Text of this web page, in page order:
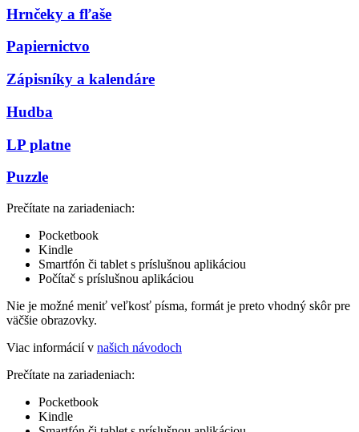
Hrnčeky a fľaše
Papiernictvo
Zápisníky a kalendáre
Hudba
LP platne
Puzzle
Prečítate na zariadeniach:
Pocketbook
Kindle
Smartfón či tablet s príslušnou aplikáciou
Počítač s príslušnou aplikáciou
Nie je možné meniť veľkosť písma, formát je preto vhodný skôr pre
väčšie obrazovky.
Viac informácií v našich návodoch
Prečítate na zariadeniach:
Pocketbook
Kindle